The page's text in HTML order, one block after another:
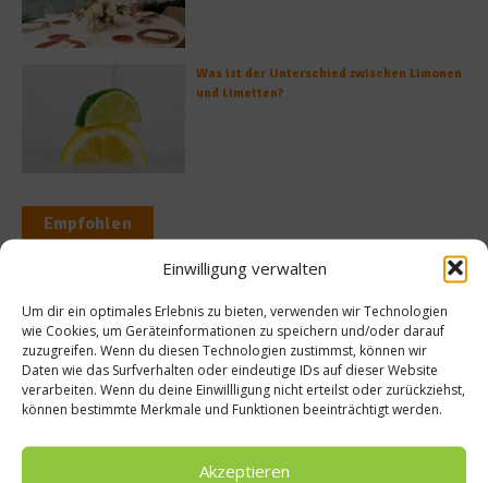
Einwilligung verwalten
Um dir ein optimales Erlebnis zu bieten, verwenden wir Technologien
wie Cookies, um Geräteinformationen zu speichern und/oder darauf
zuzugreifen. Wenn du diesen Technologien zustimmst, können wir
Daten wie das Surfverhalten oder eindeutige IDs auf dieser Website
verarbeiten. Wenn du deine Einwillligung nicht erteilst oder zurückziehst,
können bestimmte Merkmale und Funktionen beeinträchtigt werden.
Akzeptieren
Was ist der Unterschied zwischen Limonen
und Limetten?
Empfohlen
ProWein
2016
Kulinarisches
Fenchelsalat mit